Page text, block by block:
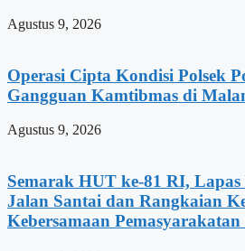
Agustus 9, 2026
Operasi Cipta Kondisi Polsek
Gangguan Kamtibmas di
Agustus 9, 2026
Semarak HUT ke-81 RI,
Jalan Santai dan Rangkaian
Kebersamaan Pemasyarakatan